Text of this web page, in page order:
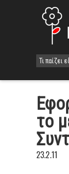
Τι παίζει
το
23.2.11